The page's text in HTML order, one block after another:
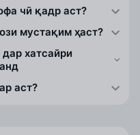
чӣ қадр аст?
мустақим ҳаст?
хатсайри
аст?